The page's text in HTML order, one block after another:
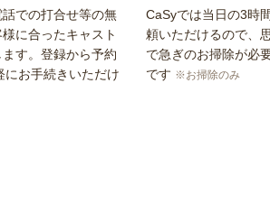
での打合せ等の無
に合ったキャスト
す。登録から予約
にお手続きいただけ
CaSyでは当日の3時
頼いただけるので、
で急ぎのお掃除が必
です ※お掃除のみ